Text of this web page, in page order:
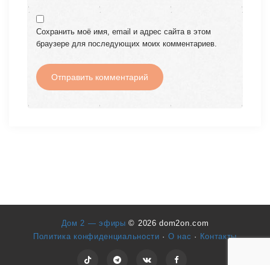
Сохранить моё имя, email и адрес сайта в этом
браузере для последующих моих комментариев.
Дом 2 — эфиры© 2026 dom2on.com
Политика конфиденциальности · О нас · Контакты